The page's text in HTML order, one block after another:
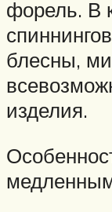
форель. В
блесны,
изделия.